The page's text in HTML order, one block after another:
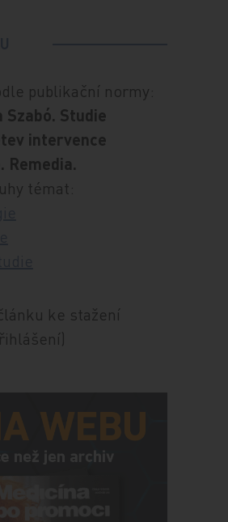
publikační normy:
Szabó. Studie
intervence
Remedia.
témat:
ke stažení